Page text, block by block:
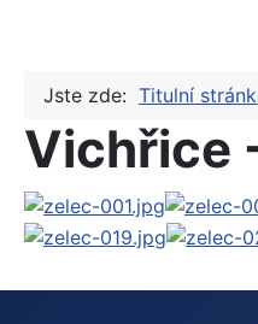
Jste zde: Titulní
Vichřice